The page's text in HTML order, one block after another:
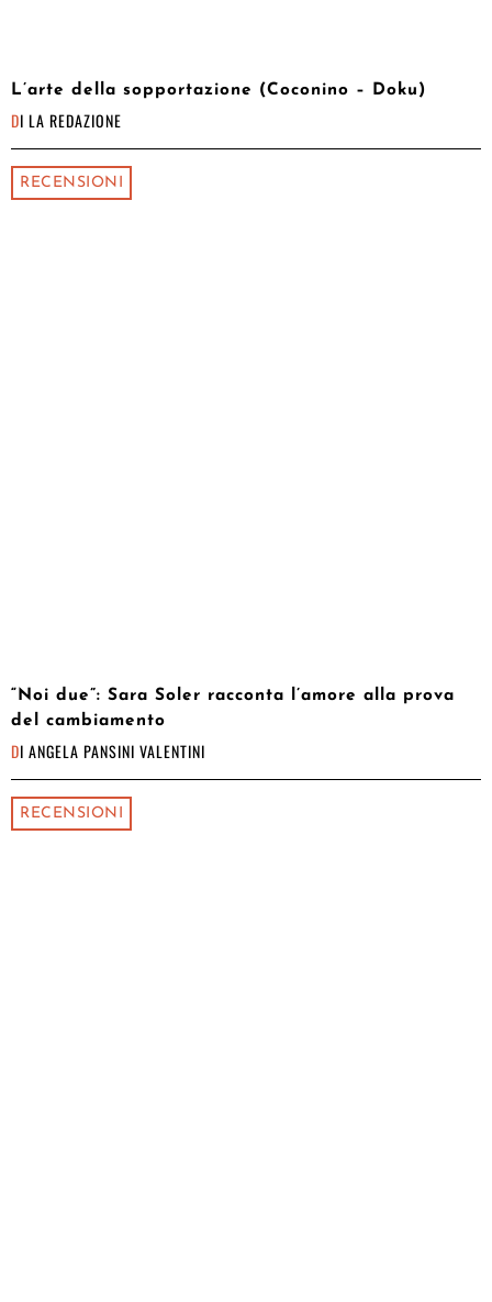
L’arte della sopportazione (Coconino – Doku)
DI LA REDAZIONE
RECENSIONI
“Noi due”: Sara Soler racconta l’amore alla prova
del cambiamento
DI ANGELA PANSINI VALENTINI
RECENSIONI